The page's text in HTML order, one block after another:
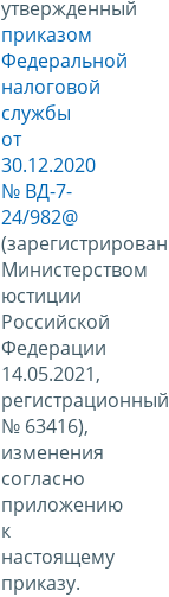
утвержденный
приказом
Федеральной
налоговой
службы
от
30.12.2020
№ ВД-7-
24/982@
(зарегистрирован
Министерством
юстиции
Российской
Федерации
14.05.2021,
регистрационный
№ 63416),
изменения
согласно
приложению
к
настоящему
приказу.